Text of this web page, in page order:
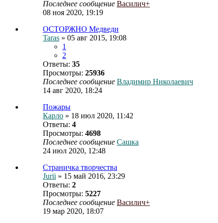
Последнее сообщение Василич+
08 ноя 2020, 19:19
ОСТОРЖНО Медведи
Taras » 05 авг 2015, 19:08
1
2
Ответы: 35
Просмотры: 25936
Последнее сообщение Владимир Николаевич
14 авг 2020, 18:24
Пожары
Карло » 18 июл 2020, 11:42
Ответы: 4
Просмотры: 4698
Последнее сообщение Сашка
24 июл 2020, 12:48
Страничка творчества
Jurii » 15 май 2016, 23:29
Ответы: 2
Просмотры: 5227
Последнее сообщение Василич+
19 мар 2020, 18:07